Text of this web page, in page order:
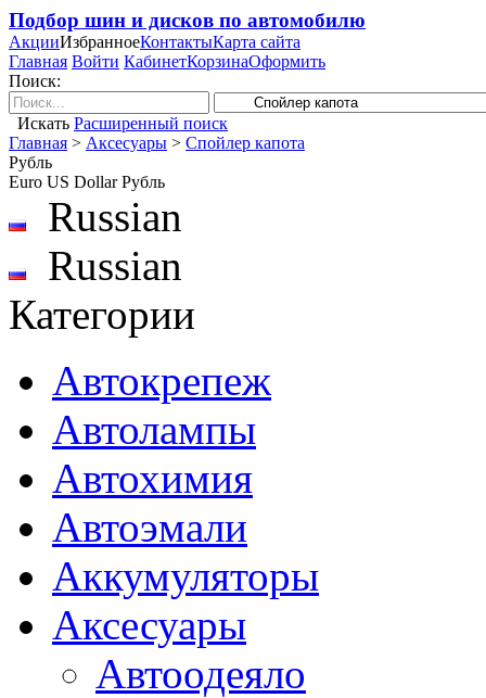
Подбор шин и дисков по автомобилю
АкцииИзбранноеКонтактыКарта сайта
Главная Войти КабинетКорзинаОформить
Поиск:
Искать Расширенный поиск
Главная > Аксесуары > Спойлер капота
Рубль
Euro US Dollar Рубль
Russian
Russian
Категории
Автокрепеж
Автолампы
Автохимия
Автоэмали
Аккумуляторы
Аксесуары
Автоодеяло